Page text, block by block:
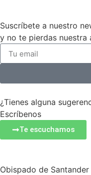
Suscríbete a nuestro
y no te pierdas nuestra
¿Tienes alguna
Escríbenos
Te escuchamos
Obispado de Santander